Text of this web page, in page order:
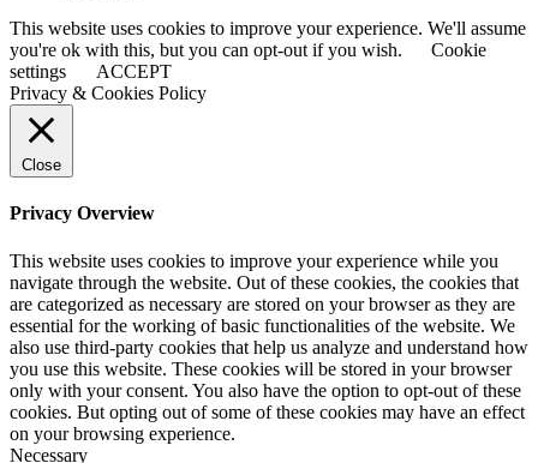
This website uses cookies to improve your experience. We'll assume
you're ok with this, but you can opt-out if you wish.
Cookie
settings
ACCEPT
Privacy & Cookies Policy
Close
Privacy Overview
This website uses cookies to improve your experience while you
navigate through the website. Out of these cookies, the cookies that
are categorized as necessary are stored on your browser as they are
essential for the working of basic functionalities of the website. We
also use third-party cookies that help us analyze and understand how
you use this website. These cookies will be stored in your browser
only with your consent. You also have the option to opt-out of these
cookies. But opting out of some of these cookies may have an effect
on your browsing experience.
Necessary